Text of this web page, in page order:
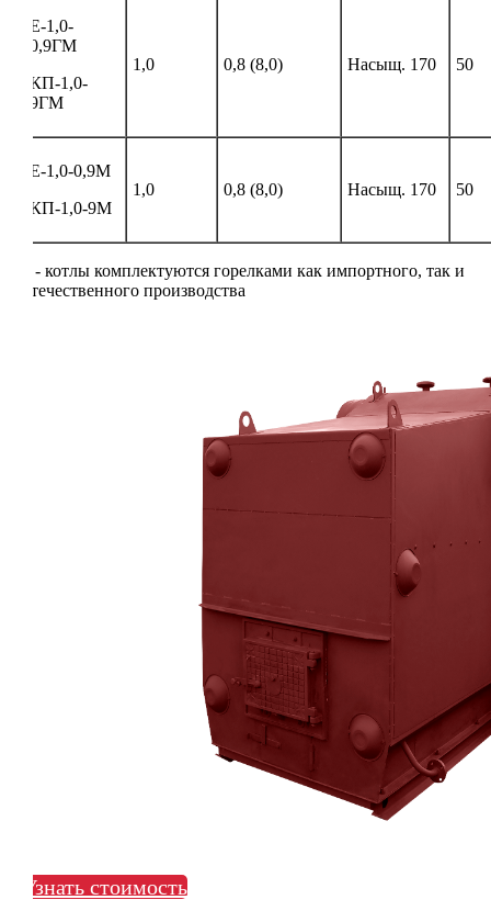
Е-1,0-
0,9ГМ
КП-1,0-
9ГМ
1,0 0,8 (8,0) Насыщ. 170 50
Е-1,0-0,9М
КП-1,0-9М
1,0 0,8 (8,0) Насыщ. 170 50
* - котлы комплектуются горелками как импортного, так и
отечественного производства
Узнать стоимость